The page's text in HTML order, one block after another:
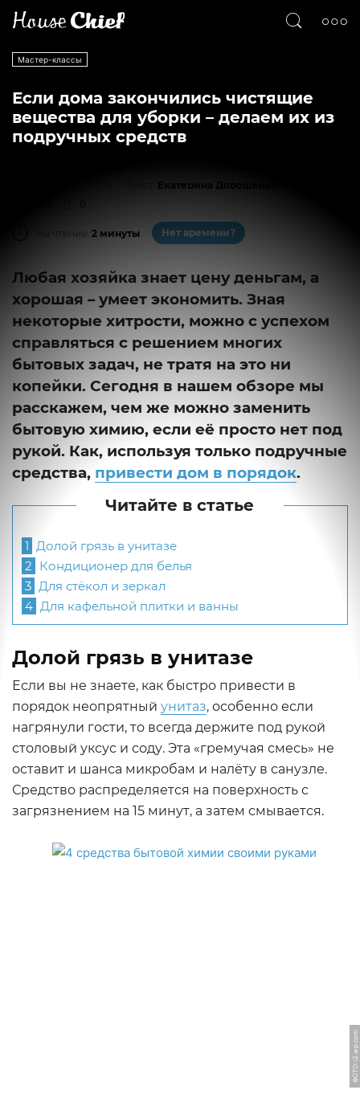
Мастер-классы
Если дома закончились чистящие
вещества для уборки – делаем их из
подручных средств
Екатерина Дорошенко
На чтение: 2 минуты Нет времени?
Любая хозяйка знает цену деньгам, а
хорошая – умеет экономить. Зная
некоторые хитрости, можно с успехом
справляться с решением многих
бытовых задач, не тратя на это ни
копейки. Сегодня в нашем обзоре мы
расскажем, чем же можно заменить
бытовую химию, если её просто нет под
рукой. Как, используя только подручные
средства, привести дом в порядок.
Читайте в статье
1 Долой грязь в унитазе
2 Кондиционер для белья
3 Для стёкол и зеркал
4 Для кафельной плитки и ванны
Долой грязь в унитазе
Если вы не знаете, как быстро привести в
порядок неопрятный унитаз, особенно если
нагрянули гости, то всегда держите под рукой
столовый уксус и соду. Эта «гремучая смесь» не
оставит и шанса микробам и налёту в санузле.
Средство распределяется на поверхность с
загрязнением на 15 минут, а затем смывается.
ФОТО: i2.wp.com